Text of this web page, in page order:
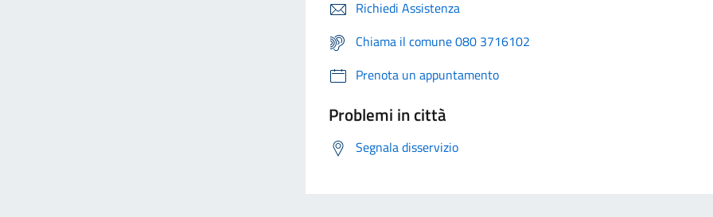
Richiedi Assistenza
Chiama il comune 080 3716102
Prenota un appuntamento
Problemi in città
Segnala disservizio